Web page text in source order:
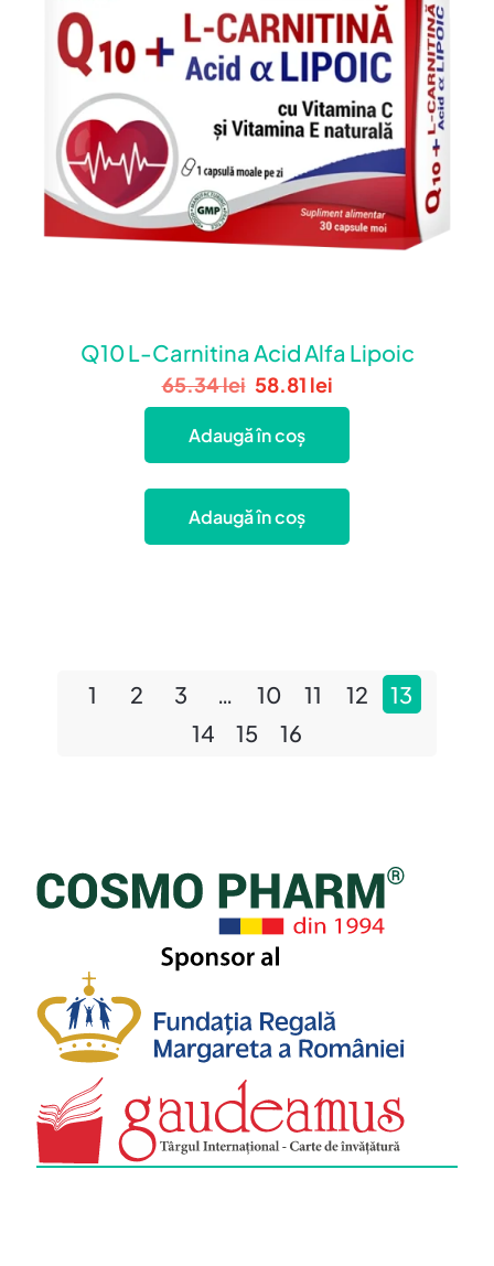
Q10 L-Carnitina Acid Alfa Lipoic
65.34lei 58.81 lei
Adaugă în coș
Adaugă în coș
1 2 3 … 10 11 12
13
14
15 16